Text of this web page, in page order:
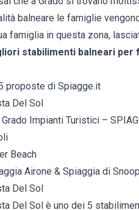
balneare le famiglie
famiglia in questa zona,
stabilimenti balneari per
proposte di Spiagge.it
Del Sol
Grado Impianti Turistici –
Beach
Airone & Spiaggia di
Del Sol
Del Sol è uno dei 5